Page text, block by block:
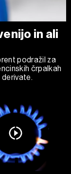
in ali
podražil za
črpalkah